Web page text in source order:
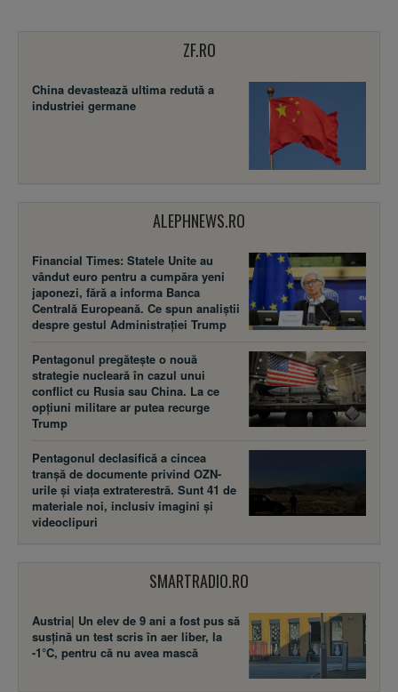
ZF.RO
China devastează ultima redută a
industriei germane
ALEPHNEWS.RO
Financial Times: Statele Unite au
vândut euro pentru a cumpăra yeni
japonezi, fără a informa Banca
Centrală Europeană. Ce spun analiștii
despre gestul Administrației Trump
Pentagonul pregătește o nouă
strategie nucleară în cazul unui
conflict cu Rusia sau China. La ce
opțiuni militare ar putea recurge
Trump
Pentagonul declasifică a cincea
tranșă de documente privind OZN-
urile și viața extraterestră. Sunt 41 de
materiale noi, inclusiv imagini și
videoclipuri
SMARTRADIO.RO
Austria| Un elev de 9 ani a fost pus să
susţină un test scris în aer liber, la
-1°C, pentru că nu avea mască